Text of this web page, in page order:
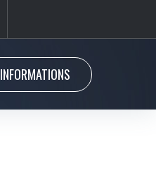
INFORMATIONS